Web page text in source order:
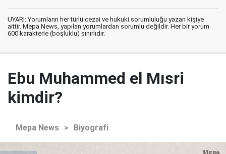
UYARI: Yorumların her türlü cezai ve hukuki sorumluluğu yazan kişiye
aittir. Mepa News, yapılan yorumlardan sorumlu değildir. Her bir yorum
600 karakterle (boşluklu) sınırlıdır.
Ebu Muhammed el Mısri
kimdir?
Mepa News > Biyografi